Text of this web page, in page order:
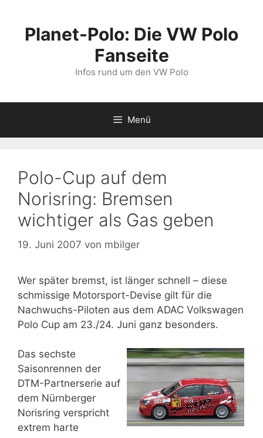
springenPlanet-Polo: Die VW Polo
Fanseite
Infos rund um den VW Polo
Menü
Polo-Cup auf dem
Norisring: Bremsen
wichtiger als Gas geben
19. Juni 2007 von mbilger
Wer später bremst, ist länger schnell – diese
schmissige Motorsport-Devise gilt für die
Nachwuchs-Piloten aus dem ADAC Volkswagen
Polo Cup am 23./24. Juni ganz besonders.
Das sechste
Saisonrennen der
DTM-Partnerserie auf
dem Nürnberger
Norisring verspricht
extrem harte